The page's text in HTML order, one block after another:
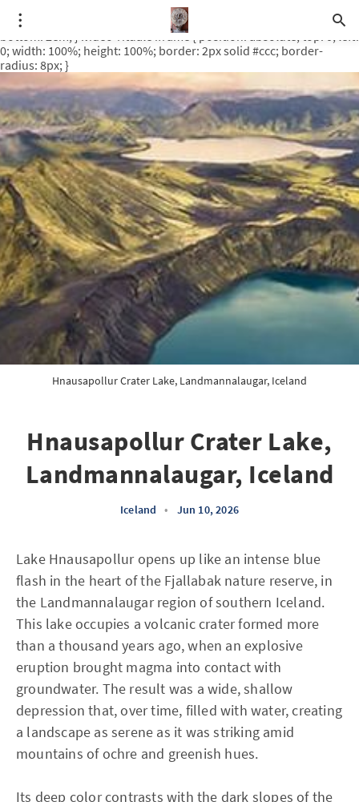
.video-rituale { position: relative; padding-bottom: 56.25%; /* 16:9
ratio */ height: 0; overflow: hidden; margin-top: 3em; margin-
bottom: 2em; } .video-rituale iframe { position: absolute; top: 0; left:
0; width: 100%; height: 100%; border: 2px solid #ccc; border-
radius: 8px; }
Hnausapollur Crater Lake, Landmannalaugar, Iceland
Hnausapollur Crater Lake,
Landmannalaugar, Iceland
Iceland • Jun 10, 2026
Lake Hnausapollur opens up like an intense blue
flash in the heart of the Fjallabak nature reserve, in
the Landmannalaugar region of southern Iceland.
This lake occupies a volcanic crater formed more
than a thousand years ago, when an explosive
eruption brought magma into contact with
groundwater. The result was a wide, shallow
depression that, over time, filled with water, creating
a landscape as serene as it was striking amid
mountains of ochre and greenish hues.
Its deep color contrasts with the dark slopes of the